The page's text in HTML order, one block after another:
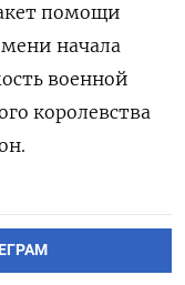
помощи
начала
военной
королевства